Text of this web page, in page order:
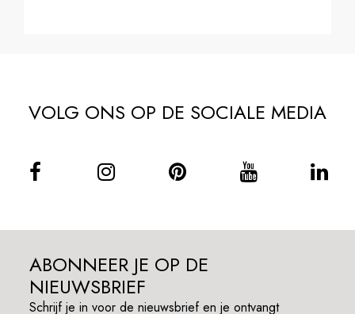
VOLG ONS OP DE SOCIALE MEDIA
ABONNEER JE OP DE
NIEUWSBRIEF
Schrijf je in voor de nieuwsbrief en je ontvangt